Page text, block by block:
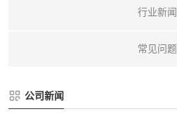
行业新闻
常见问题
公司新闻